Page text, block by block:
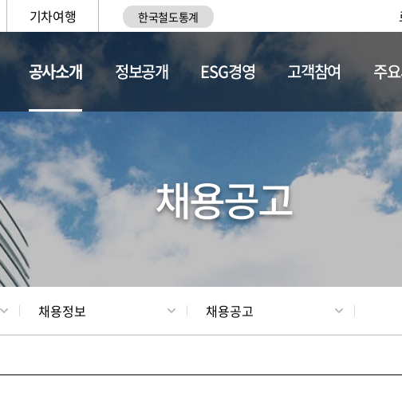
기차여행 한국철도통계
공사소개
일반현황 채용정보
정보공개 ESG경영 고객참여 주
채용공고
채용정보 채용공고